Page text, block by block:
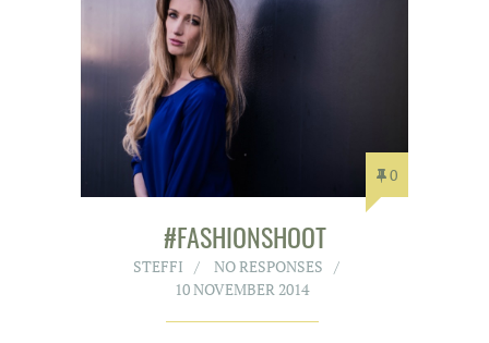
0
#FASHIONSHOOT
STEFFI
NO RESPONSES
10 NOVEMBER 2014